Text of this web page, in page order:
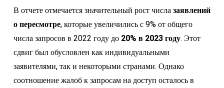
В отчете отмечается значительный рост числазаявлений
о пересмотре, которые увеличились с 9% от общего
числа запросов в 2022 году до 20% в 2023 году. Этот
сдвиг был обусловлен как индивидуальными
заявителями, так и некоторыми странами. Однако
соотношение жалоб к запросам на доступ осталось в